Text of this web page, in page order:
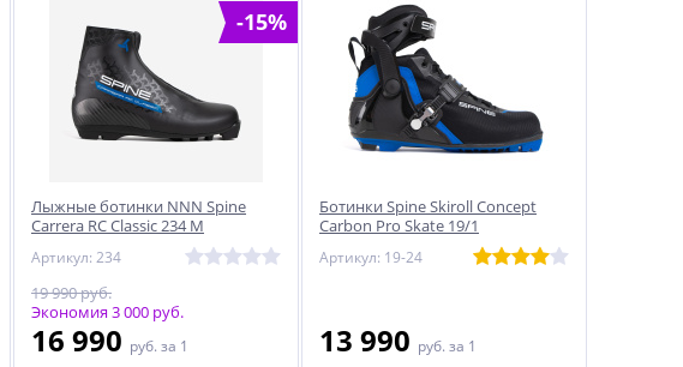
-15%
Лыжные ботинки NNN Spine
Carrera RC Classic 234 M
Артикул: 234
19 990 руб.
Экономия 3 000 руб.
16 990 руб. за 1
Ботинки Spine Skiroll Concept
Carbon Pro Skate 19/1
Артикул: 19-24
13 990 руб. за 1